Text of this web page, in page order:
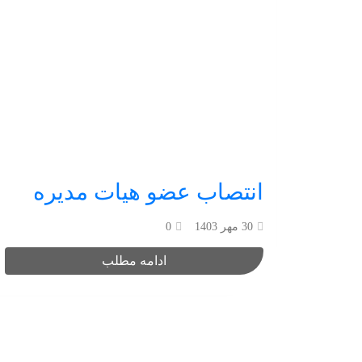
انتصاب عضو هیات مدیره
30 مهر 1403 0
ادامه مطلب